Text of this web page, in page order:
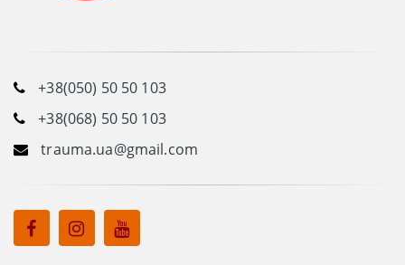
+38(050) 50 50 103
+38(068) 50 50 103
trauma.ua@gmail.com